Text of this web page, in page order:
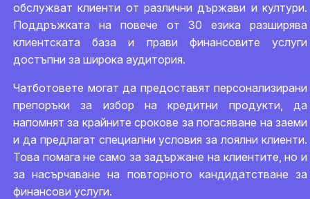
обслужват клиенти от различни държави и култури.
Поддръжката на повече от 30 езика разширява
клиентската база и прави финансовите услуги
достъпни за широка аудитория.
Чатботовете могат да предоставят персонализирани
препоръки за избор на кредитни продукти, да
напомнят за крайните срокове за погасяване на заеми
и да предлагат специални условия за лоялни клиенти.
Това помага не само за задържане на клиентите, но и
за насърчаване на повторното кандидатстване за
финансови услуги.